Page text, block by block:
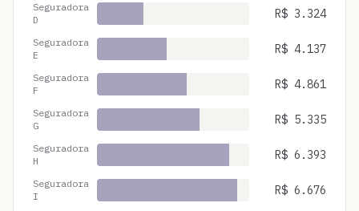
Seguradora
D
R$ 3.324
Seguradora
E
R$ 4.137
Seguradora
F
R$ 4.861
Seguradora
G
R$ 5.335
Seguradora
H
R$ 6.393
Seguradora
I
R$ 6.676